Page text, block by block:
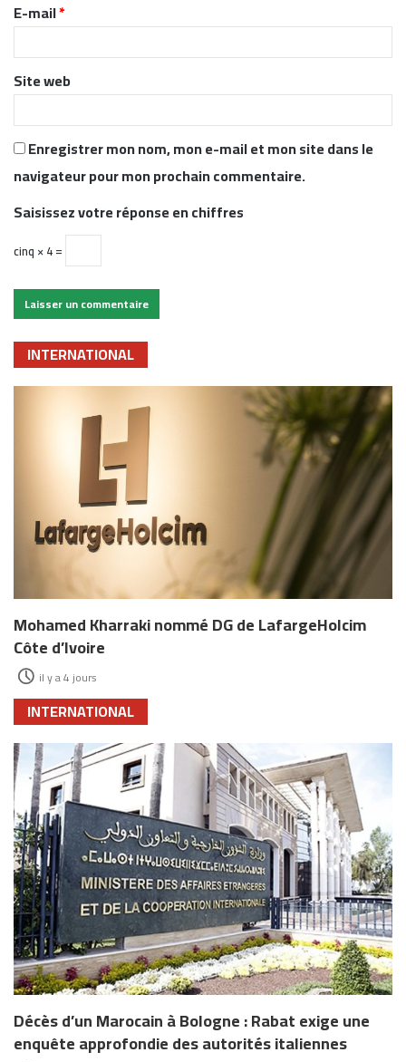
e
*
E-mail*
Site web
Enregistrer mon nom, mon e-mail et mon site dans le
navigateur pour mon prochain commentaire.
Saisissez votre réponse en chiffres
cinq × 4 =
INTERNATIONAL
Mohamed Kharraki nommé DG de LafargeHolcim
Côte d’Ivoire
il y a 4 jours
INTERNATIONAL
Décès d’un Marocain à Bologne : Rabat exige une
enquête approfondie des autorités italiennes